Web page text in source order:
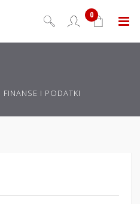
Menu
0
FINANSE I PODATKI